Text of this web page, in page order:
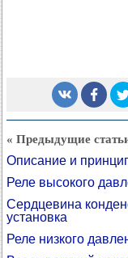
« Предыдущие
Описание и
Реле высокого
Сердцевина
установка
Реле низкого